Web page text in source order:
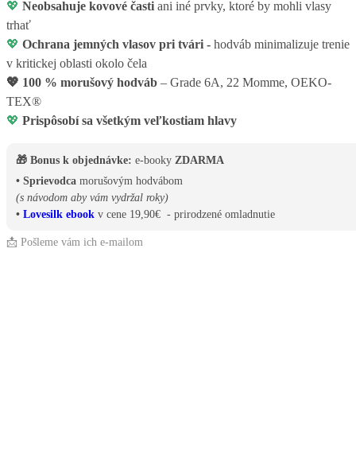
💖 Neobsahuje kovové časti ani iné prvky, ktoré by mohli vlasy
trhať
💖 Ochrana jemných vlasov pri tvári - hodváb minimalizuje trenie
v kritickej oblasti okolo čela
💖 100 % morušový hodváb – Grade 6A, 22 Momme, OEKO-
TEX®
💖 Prispôsobí sa všetkým veľkostiam hlavy
🎁 Bonus k objednávke: e-booky ZDARMA
• Sprievodca morušovým hodvábom
(s návodom aby vám vydržal roky)
• Lovesilk ebook v cene 19,90€ - prirodzené omladnutie
📩 Pošleme vám ich e-mailom